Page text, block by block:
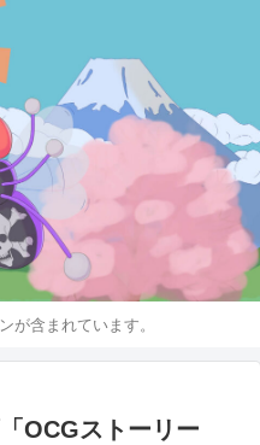
が含まれています。
OCGストーリー